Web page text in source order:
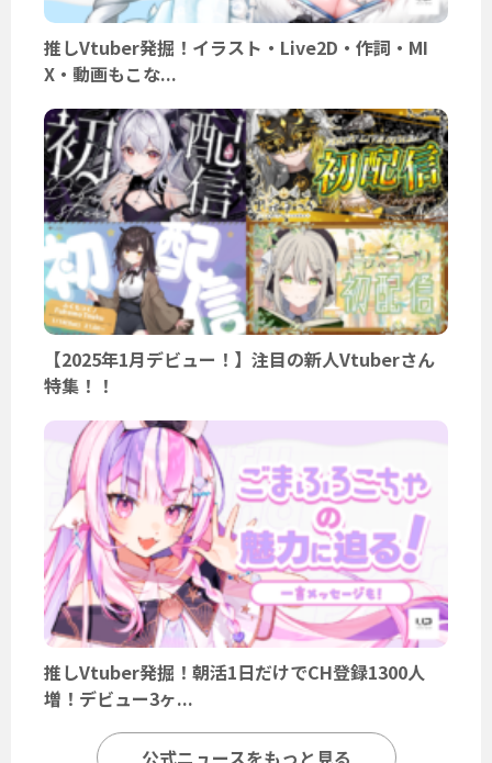
推しVtuber発掘！イラスト・Live2D・作詞・MI
X・動画もこな...
【2025年1月デビュー！】注目の新人Vtuberさん
特集！！
推しVtuber発掘！朝活1日だけでCH登録1300人
増！デビュー3ヶ...
公式ニュースをもっと見る